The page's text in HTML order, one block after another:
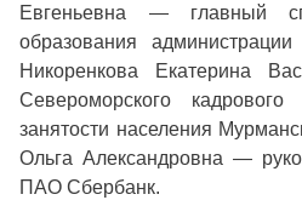
Евгеньевна — главный
образования
Никоренкова Екатерина
Североморского
занятости населения
Ольга Александровна —
ПАО Сбербанк.